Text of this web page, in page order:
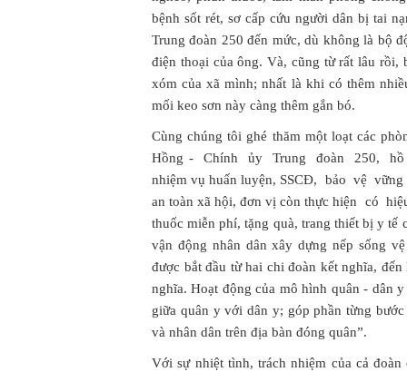
bệnh sốt rét, sơ cấp cứu người dân bị tai
Trung đoàn 250 đến mức, dù không là bộ
điện thoại của ông. Và, cũng từ rất lâu
xóm của xã mình; nhất là khi có thêm
mối keo sơn này càng thêm gắn bó.
Cùng chúng tôi ghé thăm một loạt các
Hồng - Chính ủy Trung đoàn 250, hồ
nhiệm vụ huấn luyện, SSCĐ, bảo vệ
an toàn xã hội, đơn vị còn thực hiện có
thuốc miễn phí, tặng quà, trang thiết bị y tế
vận động nhân dân xây dựng nếp sống
được bắt đầu từ hai chi đoàn kết nghĩa,
nghĩa. Hoạt động của mô hình quân - dân
giữa quân y với dân y; góp phần từng
và nhân dân trên địa bàn đóng quân”.
Với sự nhiệt tình, trách nhiệm của cả